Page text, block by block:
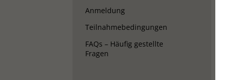
Anmeldung
Teilnahmebedingungen
FAQs – Häufig gestellte
Fragen